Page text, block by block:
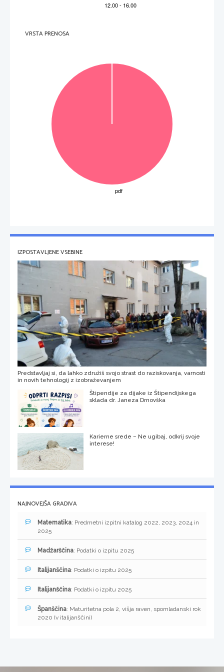
VRSTA PRENOSA
IZPOSTAVLJENE VSEBINE
Predstavljaj si, da lahko združiš svojo strast do raziskovanja, varnosti
in novih tehnologij z izobraževanjem
Štipendije za dijake iz Štipendijskega
sklada dr. Janeza Drnovška
Karierne srede – Ne ugibaj, odkrij svoje
interese!
NAJNOVEJŠA GRADIVA
Matematika: Predmetni izpitni katalog 2022, 2023, 2024 in
2025
Madžarščina: Podatki o izpitu 2025
Italijanščina: Podatki o izpitu 2025
Italijanščina: Podatki o izpitu 2025
Španščina: Maturitetna pola 2, višja raven, spomladanski rok
2020 (v italijanščini)